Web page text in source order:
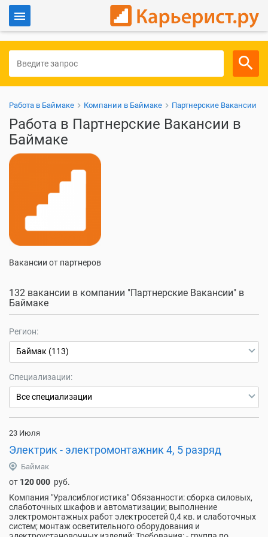
Для работодателей
Работа в Баймаке Компании в Баймаке Партнерские Вакансии
Работа в Партнерские Вакансии в
Баймаке
Вакансии от партнеров
132 вакансии в компании "Партнерские Вакансии" в
Баймаке
Регион:
Баймак (113)
Специализации:
Все специализации
23 Июля
Электрик - электромонтажник 4, 5 разряд
Баймак
от 120 000 руб.
Компания "Уралсиблогистика" Обязанности: сборка силовых,
слаботочных шкафов и автоматизации; выполнение
электромонтажных работ электросетей 0,4 кв. и слаботочных
систем; монтаж осветительного оборудования и